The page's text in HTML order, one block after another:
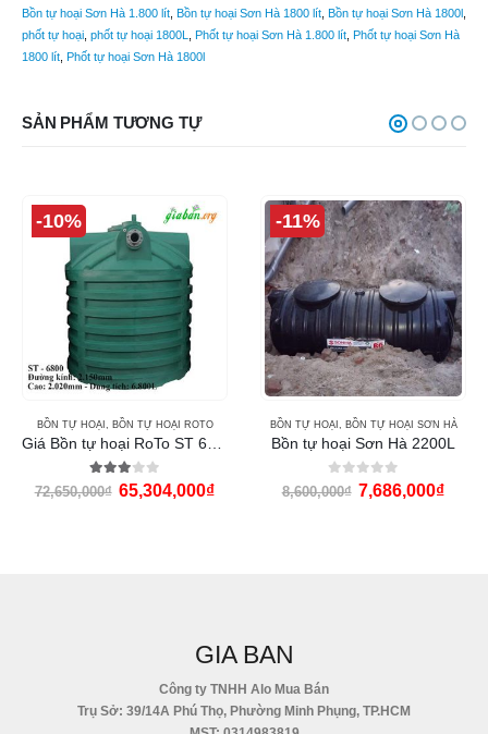
Bồn tự hoại Sơn Hà 1.800 lít, Bồn tự hoại Sơn Hà 1800 lít, Bồn tự hoại Sơn Hà 1800l ,
phốt tự hoại, phốt tự hoại 1800L, Phốt tự hoại Sơn Hà 1.800 lít, Phốt tự hoại Sơn Hà
1800 lít, Phốt tự hoại Sơn Hà 1800l
SẢN PHẨM TƯƠNG TỰ
-10%
BỒN TỰ HOẠI , BỒN TỰ HOẠI ROTO
Giá Bồn tự hoại RoTo ST 6800L
3.00 out of 5
72,650,000₫ 65,304,000₫
-11%
BỒN TỰ HOẠI , BỒN TỰ HOẠI SƠN HÀ
Bồn tự hoại Sơn Hà 2200L
0out of 5
8,600,000₫ 7,686,000₫
GIA BAN
Công ty TNHH Alo Mua Bán
Trụ Sở: 39/14A Phú Thọ, Phường Minh Phụng, TP.HCM